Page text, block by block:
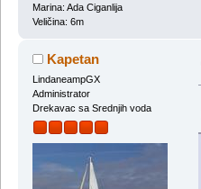
Marina: Ada Ciganlija
Veličina: 6m
Kapetan
LindaneampGX
Administrator
Drekavac sa Srednjih voda